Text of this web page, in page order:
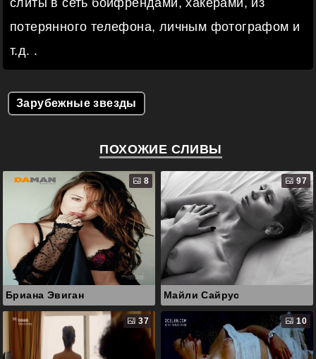
слиты в сеть бойфрендами, хакерами, из
потерянного телефона, личным фотографом и
т.д. .
Зарубежные звезды
ПОХОЖИЕ СЛИВЫ
8
Бриана Эвиган
97
Майли Сайрус
37 10